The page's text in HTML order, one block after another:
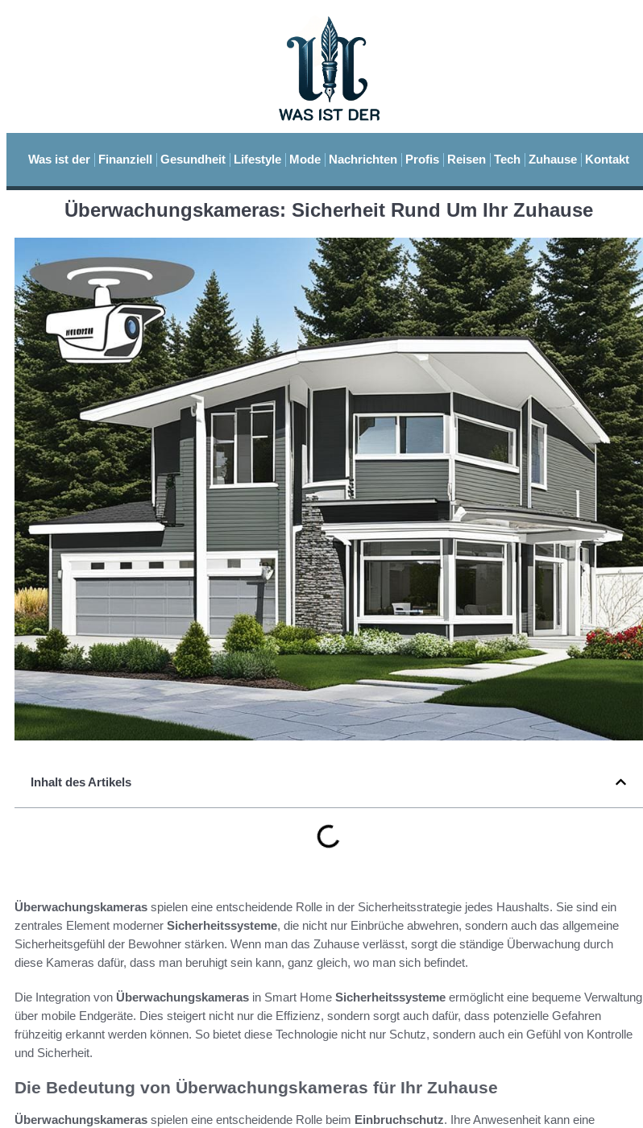
Was ist der Finanziell Gesundheit Lifestyle Mode Nachrichten Profis Reisen Tech Zuhause Kontakt
Überwachungskameras: Sicherheit Rund Um Ihr Zuhause
Inhalt des Artikels
Überwachungskameras spielen eine entscheidende Rolle in der Sicherheitsstrategie jedes Haushalts. Sie sind ein
zentrales Element moderner Sicherheitssysteme, die nicht nur Einbrüche abwehren, sondern auch das allgemeine
Sicherheitsgefühl der Bewohner stärken. Wenn man das Zuhause verlässt, sorgt die ständige Überwachung durch
diese Kameras dafür, dass man beruhigt sein kann, ganz gleich, wo man sich befindet.
Die Integration von Überwachungskameras in Smart Home Sicherheitssysteme ermöglicht eine bequeme Verwaltung
über mobile Endgeräte. Dies steigert nicht nur die Effizienz, sondern sorgt auch dafür, dass potenzielle Gefahren
frühzeitig erkannt werden können. So bietet diese Technologie nicht nur Schutz, sondern auch ein Gefühl von Kontrolle
und Sicherheit.
Die Bedeutung von Überwachungskameras für Ihr Zuhause
Überwachungskameras spielen eine entscheidende Rolle beim Einbruchschutz. Ihre Anwesenheit kann eine